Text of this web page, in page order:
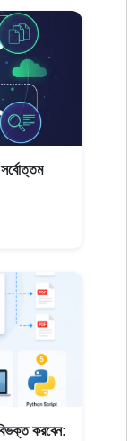
করবেন: